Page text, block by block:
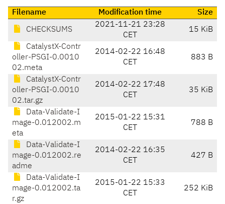
Filename Modification time Size
CHECKSUMS
2021-11-21 23:28
CET
15 KiB
CatalystX-Contr
oller-PSGI-0.0010
02.meta
2014-02-22 16:48
CET
883 B
CatalystX-Contr
oller-PSGI-0.0010
02.tar.gz
2014-02-22 17:48
CET
35 KiB
Data-Validate-I
mage-0.012002.m
eta
2015-01-22 15:31
CET
788 B
Data-Validate-I
mage-0.012002.re
adme
2014-02-22 16:35
CET
427 B
Data-Validate-I
mage-0.012002.ta
r.gz
2015-01-22 15:33
CET
252 KiB